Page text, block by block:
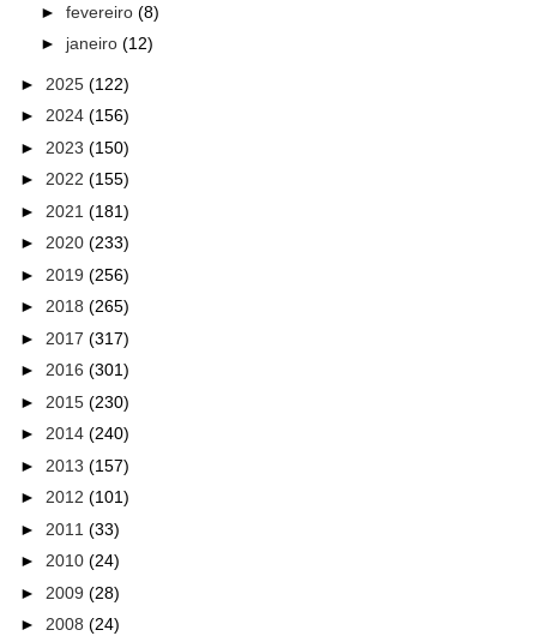
► fevereiro (8)
► janeiro (12)
► 2025 (122)
► 2024 (156)
► 2023 (150)
► 2022 (155)
► 2021 (181)
► 2020 (233)
► 2019 (256)
► 2018 (265)
► 2017 (317)
► 2016 (301)
► 2015 (230)
► 2014 (240)
► 2013 (157)
► 2012 (101)
► 2011 (33)
► 2010 (24)
► 2009 (28)
► 2008 (24)